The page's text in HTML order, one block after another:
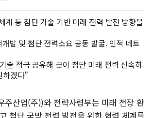
계 등 첨단 기술 기반 미래 전력 발전 방향을
발 및 첨단 전력소요 공동 발굴. 인적 네트
술 적극 공유해 군이 첨단 미래 전력 신속히
하겠다”
산업(주))와 전략사령부는 미래 전장 환
첨단 국방 전력 발전을 위한 협력 체계를